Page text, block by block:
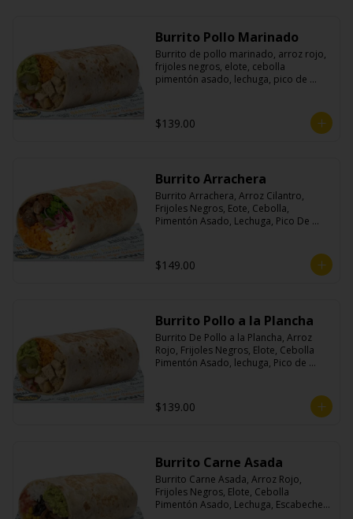
Burrito Pollo Marinado
Burrito de pollo marinado, arroz rojo,
frijoles negros, elote, cebolla
pimentón asado, lechuga, pico de
$139.00
Burrito Arrachera
Burrito Arrachera, Arroz Cilantro,
Frijoles Negros, Eote, Cebolla,
Pimentón Asado, Lechuga, Pico De
$149.00
Burrito Pollo a la Plancha
Burrito De Pollo a la Plancha, Arroz
Rojo, Frijoles Negros, Elote, Cebolla
Pimentón Asado, lechuga, Pico de
$139.00
Burrito Carne Asada
Burrito Carne Asada, Arroz Rojo,
Frijoles Negros, Elote, Cebolla
Pimentón Asado, Lechuga, Escabeche